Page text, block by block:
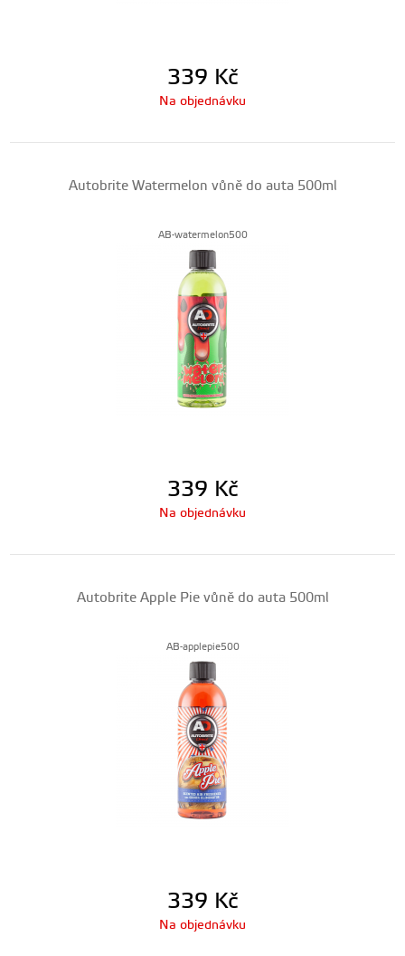
339 Kč
Na objednávku
Autobrite Watermelon vůně do auta 500ml
AB-watermelon500
339 Kč
Na objednávku
Autobrite Apple Pie vůně do auta 500ml
AB-applepie500
339 Kč
Na objednávku